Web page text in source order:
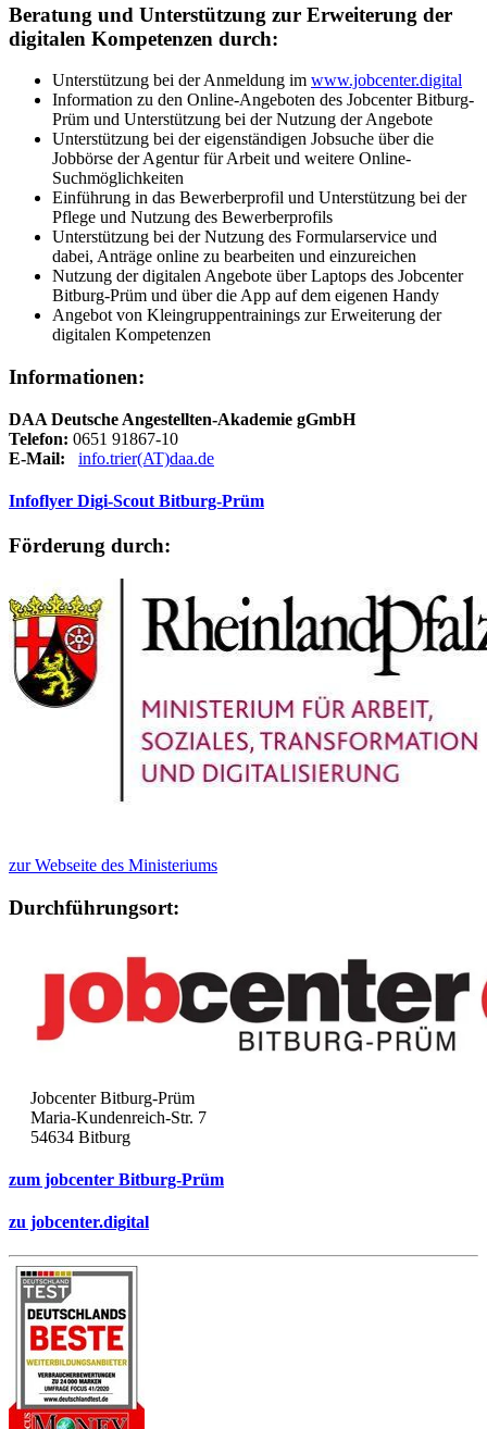
Beratung und Unterstützung zur Erweiterung der
digitalen Kompetenzen durch:
Unterstützung bei der Anmeldung im www.jobcenter.digital
Information zu den Online-Angeboten des Jobcenter Bitburg-
Prüm und Unterstützung bei der Nutzung der Angebote
Unterstützung bei der eigenständigen Jobsuche über die
Jobbörse der Agentur für Arbeit und weitere Online-
Suchmöglichkeiten
Einführung in das Bewerberprofil und Unterstützung bei der
Pflege und Nutzung des Bewerberprofils
Unterstützung bei der Nutzung des Formularservice und
dabei, Anträge online zu bearbeiten und einzureichen
Nutzung der digitalen Angebote über Laptops des Jobcenter
Bitburg-Prüm und über die App auf dem eigenen Handy
Angebot von Kleingruppentrainings zur Erweiterung der
digitalen Kompetenzen
Informationen:
DAA Deutsche Angestellten-Akademie gGmbH
Telefon: 0651 91867-10
E-Mail:
info.trier(AT)daa.de
Infoflyer Digi-Scout Bitburg-Prüm
Förderung durch:
zur Webseite des Ministeriums
Durchführungsort:
Jobcenter Bitburg-Prüm
Maria-Kundenreich-Str. 7
54634 Bitburg
zum jobcenter Bitburg-Prüm
zu jobcenter.digital